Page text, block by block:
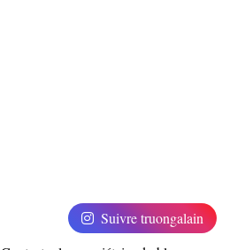
Suivre truongalain